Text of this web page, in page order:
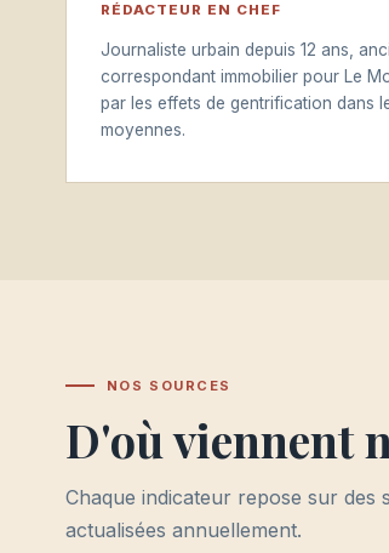
RÉDACTEUR EN CHEF
Journaliste urbain depuis 12 ans,
correspondant immobilier pour Le
par les effets de gentrification dans
moyennes.
NOS SOURCES
D'où viennent
Chaque indicateur repose sur des
actualisées annuellement.